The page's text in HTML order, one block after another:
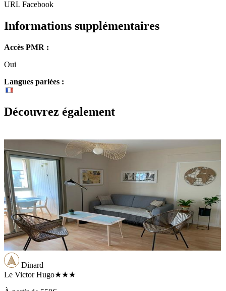
URL Facebook
Informations supplémentaires
Accès PMR :
Oui
Langues parlées :
Découvrez également
Dinard
Le Victor Hugo★★★